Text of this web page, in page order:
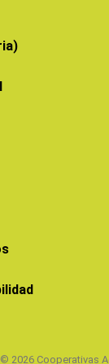
2026 Cooperativas